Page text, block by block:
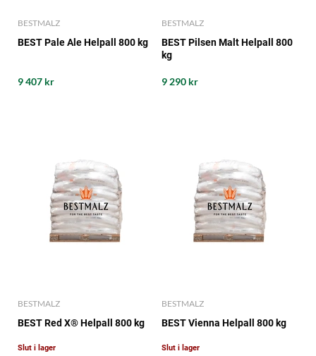
BESTMALZ
BEST Pale Ale Helpall 800 kg
9 407 kr
BESTMALZ
BEST Pilsen Malt Helpall 800
kg
9 290 kr
BESTMALZ
BEST Red X® Helpall 800 kg
Slut i lager
BESTMALZ
BEST Vienna Helpall 800 kg
Slut i lager